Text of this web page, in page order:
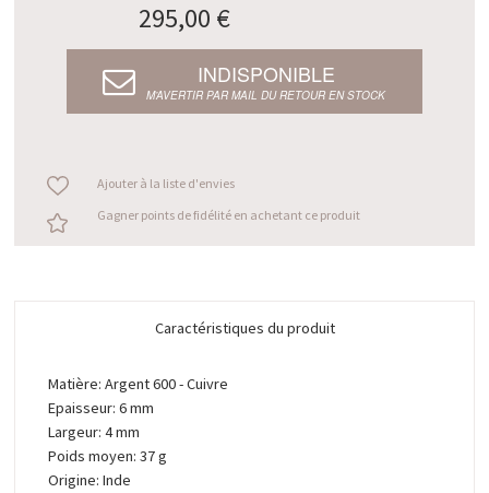
295,00 €
INDISPONIBLE
M’AVERTIR PAR MAIL DU RETOUR EN STOCK
Ajouter à la liste d'envies
Gagner points de fidélité en achetant ce produit
Caractéristiques du produit
Matière: Argent 600 - Cuivre
Epaisseur: 6 mm
Largeur: 4 mm
Poids moyen: 37 g
Origine: Inde